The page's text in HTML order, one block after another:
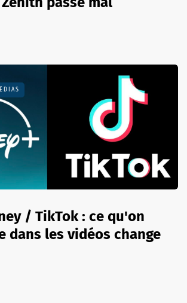
/ TikTok : ce qu'on
dans les vidéos change